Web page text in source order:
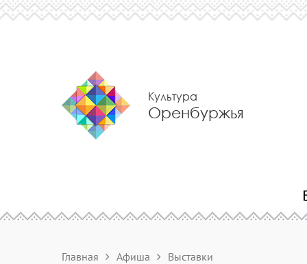
Культура
Оренбуржья
Главная Афиша Выставки